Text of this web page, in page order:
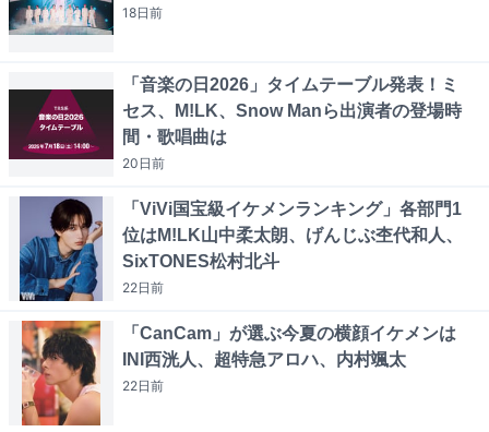
18日前
「音楽の日2026」タイムテーブル発表！ミ
セス、M!LK、Snow Manら出演者の登場時
間・歌唱曲は
20日前
「ViVi国宝級イケメンランキング」各部門1
位はM!LK山中柔太朗、げんじぶ杢代和人、
SixTONES松村北斗
22日前
「CanCam」が選ぶ今夏の横顔イケメンは
INI西洸人、超特急アロハ、内村颯太
22日前